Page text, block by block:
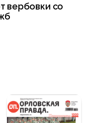
вербовки со